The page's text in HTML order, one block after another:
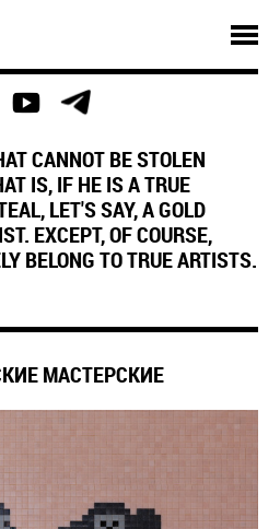
CANNOT BE STOLEN
IS, IF HE IS A TRUE
LET'S SAY, A GOLD
EXCEPT, OF COURSE,
BELONG TO TRUE ARTISTS.
МАСТЕРСКИЕ